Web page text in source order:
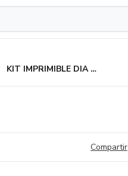
KIT IMPRIMIBLE DIA DE LA MADRE
Compartir